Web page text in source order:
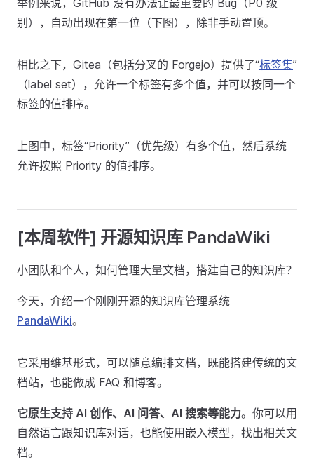
举例来说，GitHub 没有办法让最重要的 Bug（P0 级
别），自动出现在第一位（下图），除非手动置顶。
相比之下，Gitea（包括分叉的 Forgejo）提供了“标签集”
（label set），允许一个标签有多个值，并可以按同一个
标签的值排序。
上图中，标签“Priority”（优先级）有多个值，然后系统
允许按照 Priority 的值排序。
[本周软件] 开源知识库 PandaWiki
小团队和个人，如何管理大量文档，搭建自己的知识库？
今天，介绍一个刚刚开源的知识库管理系统
PandaWiki。
它采用维基形式，可以随意编排文档，既能搭建传统的文
档站，也能做成 FAQ 和博客。
它原生支持 AI 创作、AI 问答、AI 搜索等能力。你可以用
自然语言跟知识库对话，也能使用嵌入模型，找出相关文
档。